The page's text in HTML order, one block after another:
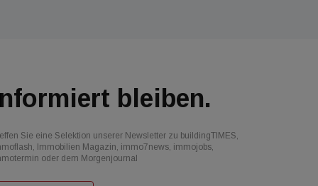
bleiben.
Sie eine Selektion unserer Newsletter zu buildingTIMES,
Immobilien Magazin, immo7news, immojobs,
oder dem Morgenjournal